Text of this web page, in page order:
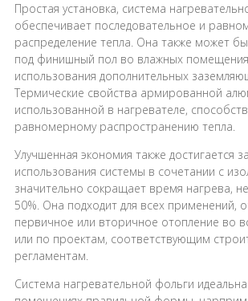
Простая установка, система
обеспечивает последовательное и
распределение тепла. Она также может
под финишный пол во влажных
использования дополнительных
Термические свойства армированной
использованной в нагревателе,
равномерному распространению тепла.
Улучшенная экономия также достигается
использования системы в сочетании с
значительно сокращает время нагрева,
50%. Она подходит для всех применений,
первичное или вторичное отопление во
или по проектам, соответствующим
регламентам.
Система нагревательной фольги идеальна